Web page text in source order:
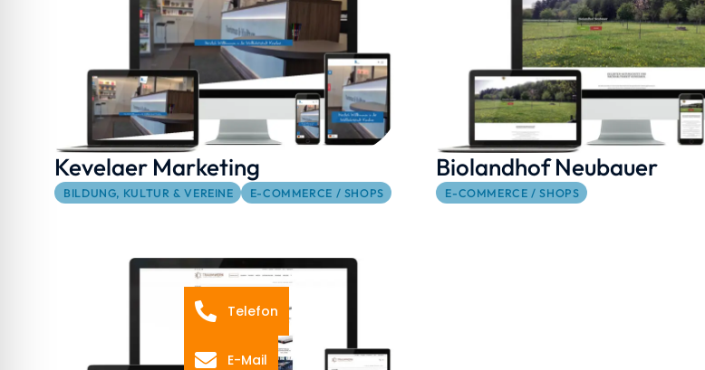
Kevelaer Marketing
BILDUNG, KULTUR & VEREINE E-COMMERCE / SHOPS
Biolandhof Neubauer
E-COMMERCE / SHOPS
Telefon
E-Mail